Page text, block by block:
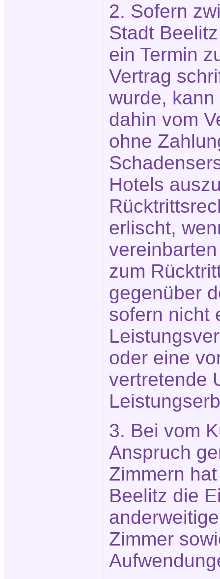
2. Sofern
Stadt
ein Termin
Vertrag
wurde,
dahin vom
ohne
Hotels
erlischt,
zum
gegenüber
sofern nicht
oder eine
vertretende
3. Bei vom
Anspruch
Zimmern
Beelitz die
Zimmer